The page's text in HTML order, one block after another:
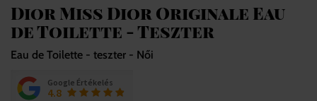
Dior Miss Dior Originale Eau
de Toilette - Teszter
Eau de Toilette - teszter - Női
Google Értékelés
4.8